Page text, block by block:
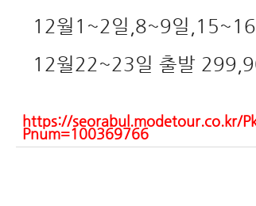
12월1~2일,8~9일
12월22~23일 출발
https://seorabul.modetour.co.kr/
Pnum=100369766